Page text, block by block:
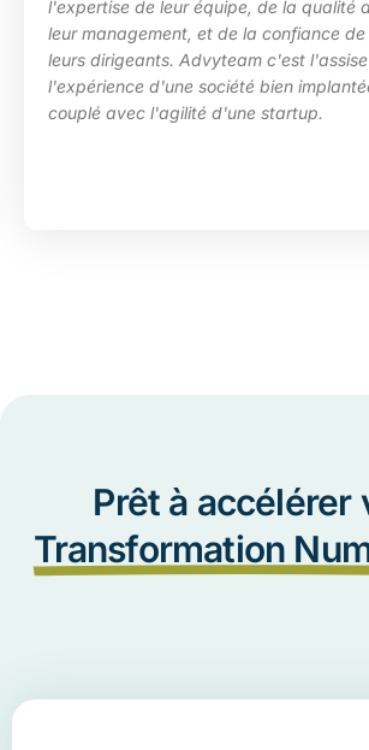
de leur équipe, de la qualité de
management, et de la confiance de
dirigeants. Advyteam c'est l'assise et
d'une société bien implantée
avec l'agilité d'une startup.
Prêt à accélérer
Transformation